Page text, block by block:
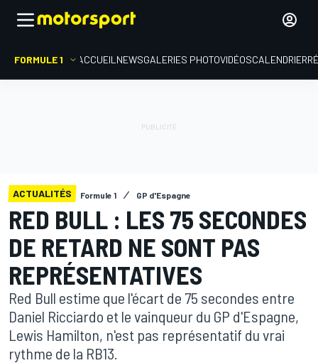
FORMULE 1 ACCUEIL NEWSGALERIES PHOTOVIDÉOSCALENDRIER
ACTUALITÉS Formule 1 GP d'Espagne
RED BULL : LES 75 SECONDES
DE RETARD NE SONT PAS
REPRÉSENTATIVES
Red Bull estime que l'écart de 75 secondes entre
Daniel Ricciardo et le vainqueur du GP d'Espagne,
Lewis Hamilton, n'est pas représentatif du vrai
rythme de la RB13.